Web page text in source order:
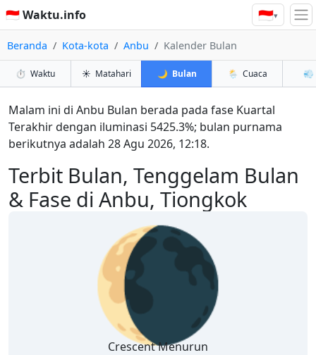
🇮🇩 Waktu.info 🇮🇩▾
Beranda Kota-kota Anbu Kalender Bulan
⏱️ Waktu ☀️ Matahari 🌙 Bulan 🌦️ Cuaca 💨
Terbit Bulan, Tenggelam Bulan
& Fase di Anbu, Tiongkok
Malam ini di Anbu Bulan berada pada fase Kuartal
Terakhir dengan iluminasi 5425.3%; bulan purnama
berikutnya adalah 28 Agu 2026, 12:18.
🌘
Crescent Menurun